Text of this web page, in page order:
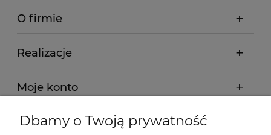
O firmie
Realizacje
Moje konto
Regulamin
Dbamy o Twoją prywatność